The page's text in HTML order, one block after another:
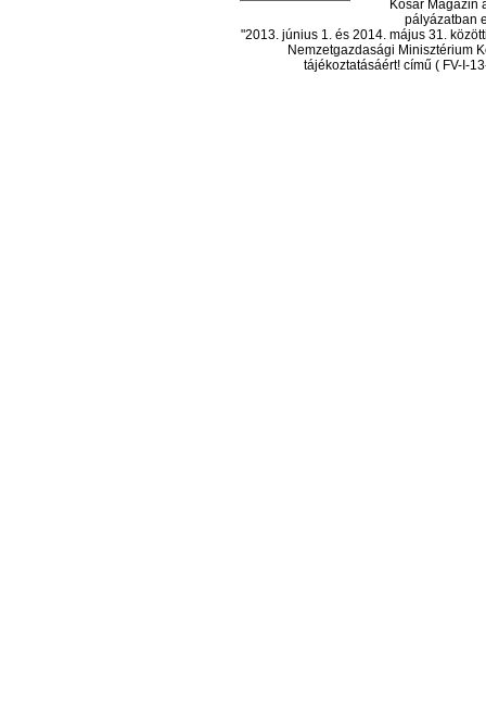
Kosár Magazin
pályázatban
"2013. június 1. és 2014. május 31.
Nemzetgazdasági Minisztérium
tájékoztatásáért! című ( FV-I-